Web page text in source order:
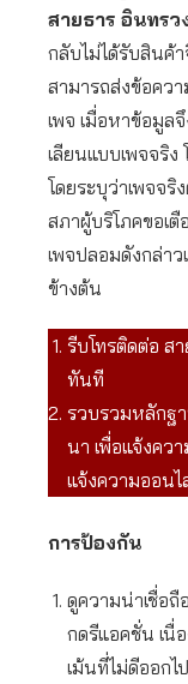
สายธาร อินทรว
กลับไม่ได้รับสินค้
สามารถส่งข้อคว
เพจ เมื่อหาข้อมูล
เลียนแบบเพจจริง
โดยระบุว่าเพจจริ
สภาผู้บริโภคขอเ
เพจปลอมดังกล่า
ข้างต้น
รีบโทรติดต่อ ส
ทันที
รวบรวมหลักฐ
นา เพื่อแจ้งคว
แจ้งความออน
การป้องกัน
ดูความน่าเชื่อถื
กดรีแอคชั่น เนื่
เม้นที่ไม่ดีออกไ